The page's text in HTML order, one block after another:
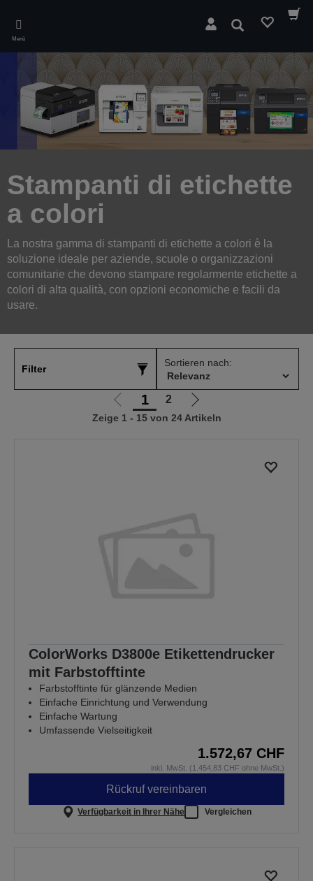
main
content
Menü
Suchen
Stampanti di etichette
a colori
La nostra gamma di stampanti di etichette a colori è la
soluzione ideale per aziende, scuole o organizzazioni
comunitarie che devono stampare regolarmente etichette a
colori di alta qualità, con opzioni economiche e facili da
usare.
Filter
Sortieren nach:
Zur
vorherigen
1 2
Zur
nächsten
Zeige 1 - 15 von 24 Artikeln
ColorWorks D3800e Etikettendrucker
mit Farbstofftinte
Farbstofftinte für glänzende Medien
Einfache Einrichtung und Verwendung
Einfache Wartung
Umfassende Vielseitigkeit
1.572,67 CHF
inkl. MwSt. (1.454,83 CHF ohne MwSt.)
Rückruf vereinbaren
Verfügbarkeit in Ihrer Nähe Vergleichen